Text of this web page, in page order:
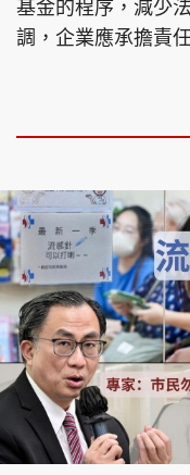
基金的程序，減少
調，企業應承擔責